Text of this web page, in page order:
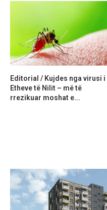
Editorial / Kujdes nga virusi i
Etheve të Nilit – më të
rrezikuar moshat e...